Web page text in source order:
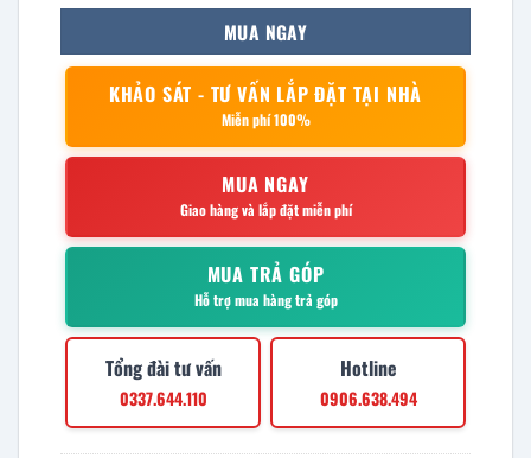
MUA NGAY
KHẢO SÁT - TƯ VẤN LẮP ĐẶT TẠI NHÀ
Miễn phí 100%
MUA NGAY
Giao hàng và lắp đặt miễn phí
MUA TRẢ GÓP
Hỗ trợ mua hàng trả góp
Tổng đài tư vấn
0337.644.110
Hotline
0906.638.494